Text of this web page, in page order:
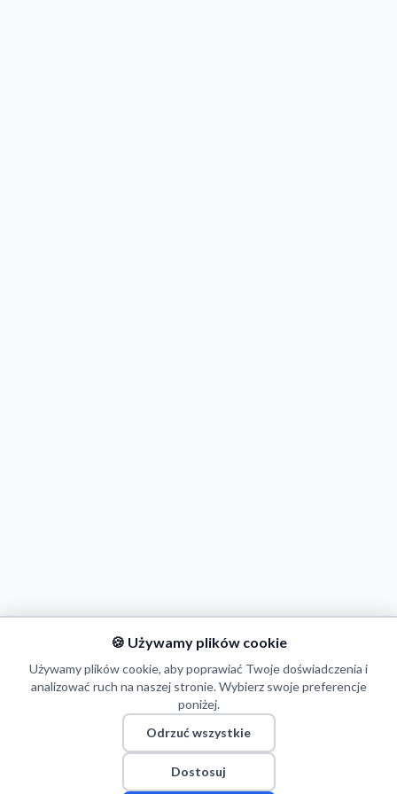
🍪 Używamy plików cookie
Używamy plików cookie, aby poprawiać Twoje doświadczenia i
analizować ruch na naszej stronie. Wybierz swoje preferencje
poniżej.
Odrzuć wszystkie
Dostosuj